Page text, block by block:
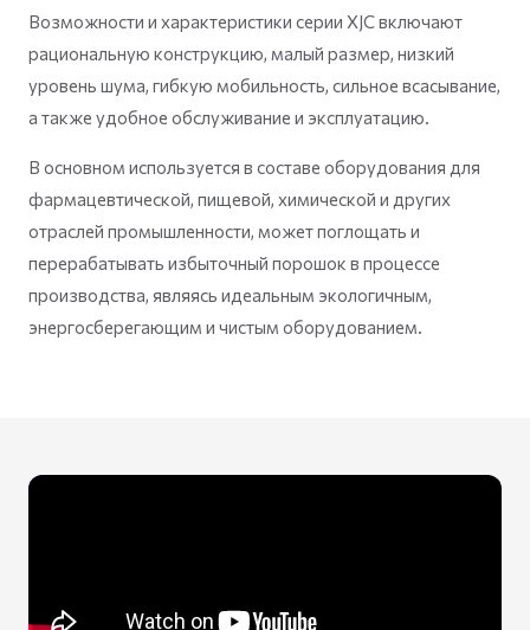
Возможности и характеристики серии XJC включают
рациональную конструкцию, малый размер, низкий
уровень шума, гибкую мобильность, сильное всасывание,
а также удобное обслуживание и эксплуатацию.
В основном используется в составе оборудования для
фармацевтической, пищевой, химической и других
отраслей промышленности, может поглощать и
перерабатывать избыточный порошок в процессе
производства, являясь идеальным экологичным,
энергосберегающим и чистым оборудованием.